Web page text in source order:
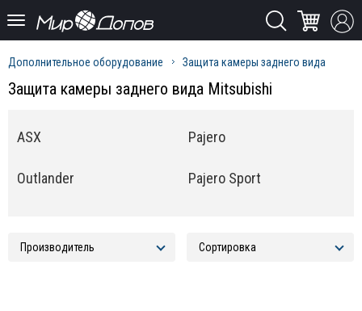
Дополнительное оборудование Защита камеры заднего вида
Защита камеры заднего вида Mitsubishi
ASX
Outlander
Pajero
Pajero Sport